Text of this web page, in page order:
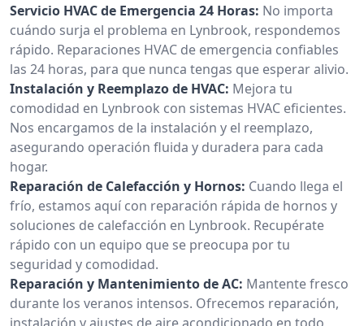
Servicio HVAC de Emergencia 24 Horas: No importa
cuándo surja el problema en Lynbrook, respondemos
rápido. Reparaciones HVAC de emergencia confiables
las 24 horas, para que nunca tengas que esperar alivio.
Instalación y Reemplazo de HVAC: Mejora tu
comodidad en Lynbrook con sistemas HVAC eficientes.
Nos encargamos de la instalación y el reemplazo,
asegurando operación fluida y duradera para cada
hogar.
Reparación de Calefacción y Hornos: Cuando llega el
frío, estamos aquí con reparación rápida de hornos y
soluciones de calefacción en Lynbrook. Recupérate
rápido con un equipo que se preocupa por tu
seguridad y comodidad.
Reparación y Mantenimiento de AC: Mantente fresco
durante los veranos intensos. Ofrecemos reparación,